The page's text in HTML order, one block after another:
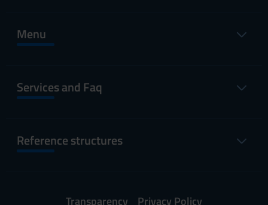
Menu
Services and Faq
Reference structures
Transparency Privacy Policy